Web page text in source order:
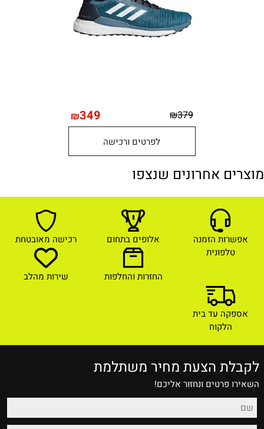
₪379
₪349
לפרטים ורכישה
מוצרים אחרונים שנצפו
אפשרות הזמנה
טלפונית
אלופים בתחום רכישה מאובטחת
החזרות והחלפות שירות מהלב
אספקה עד בית
הלקוח
לקבלת הצעת מחיר משתלמת
השאירו פרטים ונחזור אליכם!